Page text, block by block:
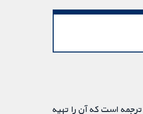
است که آن را تهیه